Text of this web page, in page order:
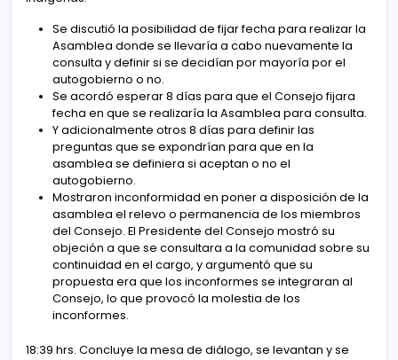
Se discutió la posibilidad de fijar fecha para realizar la
Asamblea donde se llevaría a cabo nuevamente la
consulta y definir si se decidían por mayoría por el
autogobierno o no.
Se acordó esperar 8 días para que el Consejo fijara
fecha en que se realizaría la Asamblea para consulta.
Y adicionalmente otros 8 días para definir las
preguntas que se expondrían para que en la
asamblea se definiera si aceptan o no el
autogobierno.
Mostraron inconformidad en poner a disposición de la
asamblea el relevo o permanencia de los miembros
del Consejo. El Presidente del Consejo mostró su
objeción a que se consultara a la comunidad sobre su
continuidad en el cargo, y argumentó que su
propuesta era que los inconformes se integraran al
Consejo, lo que provocó la molestia de los
inconformes.
18:39 hrs. Concluye la mesa de diálogo, se levantan y se